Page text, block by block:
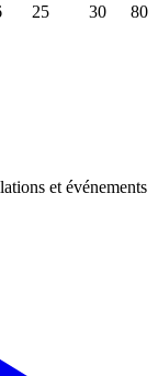
25 30 80
et événements